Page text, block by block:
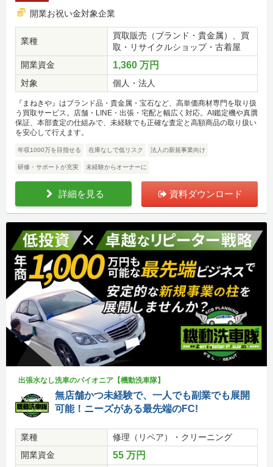
開業お祝い金対象企業
業種
買取販売（ブランド・貴金属）、買
取・リサイクルショップ・古着屋
開業資金
1,360 万円
対象 個人・法人
『まねきや』はブランド品・貴金属・宝石など、高単価商材専門を取り扱
う買取サービス。店舗・LINE・出張・宅配と幅広く対応。AI鑑定機や真贋
保証、本部査定の仕組みで、未経験でも正確な査定と高額商品の取り扱い
を安心して行えます。
年収1000万を目指せる 在庫なしで低リスク 法人の新規事業向け
研修・サポートが充実 未経験からオーナーに
詳細を見る 資料ダウンロード
出張水なし洗車のパイオニア【機動洗車隊】
無店舗かつ未経験で、一人でも副業でも展開
可能！ニーズがある最先端のFC!
業種
修理（リペア）・クリーニング
開業資金
55 万円